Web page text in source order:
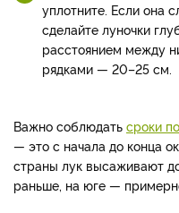
уплотните. Если она
сделайте луночки
расстоянием между
рядками — 20–25 см.
Важно соблюдать сроки
— это с начала до конца
страны лук высаживают
раньше, на юге —